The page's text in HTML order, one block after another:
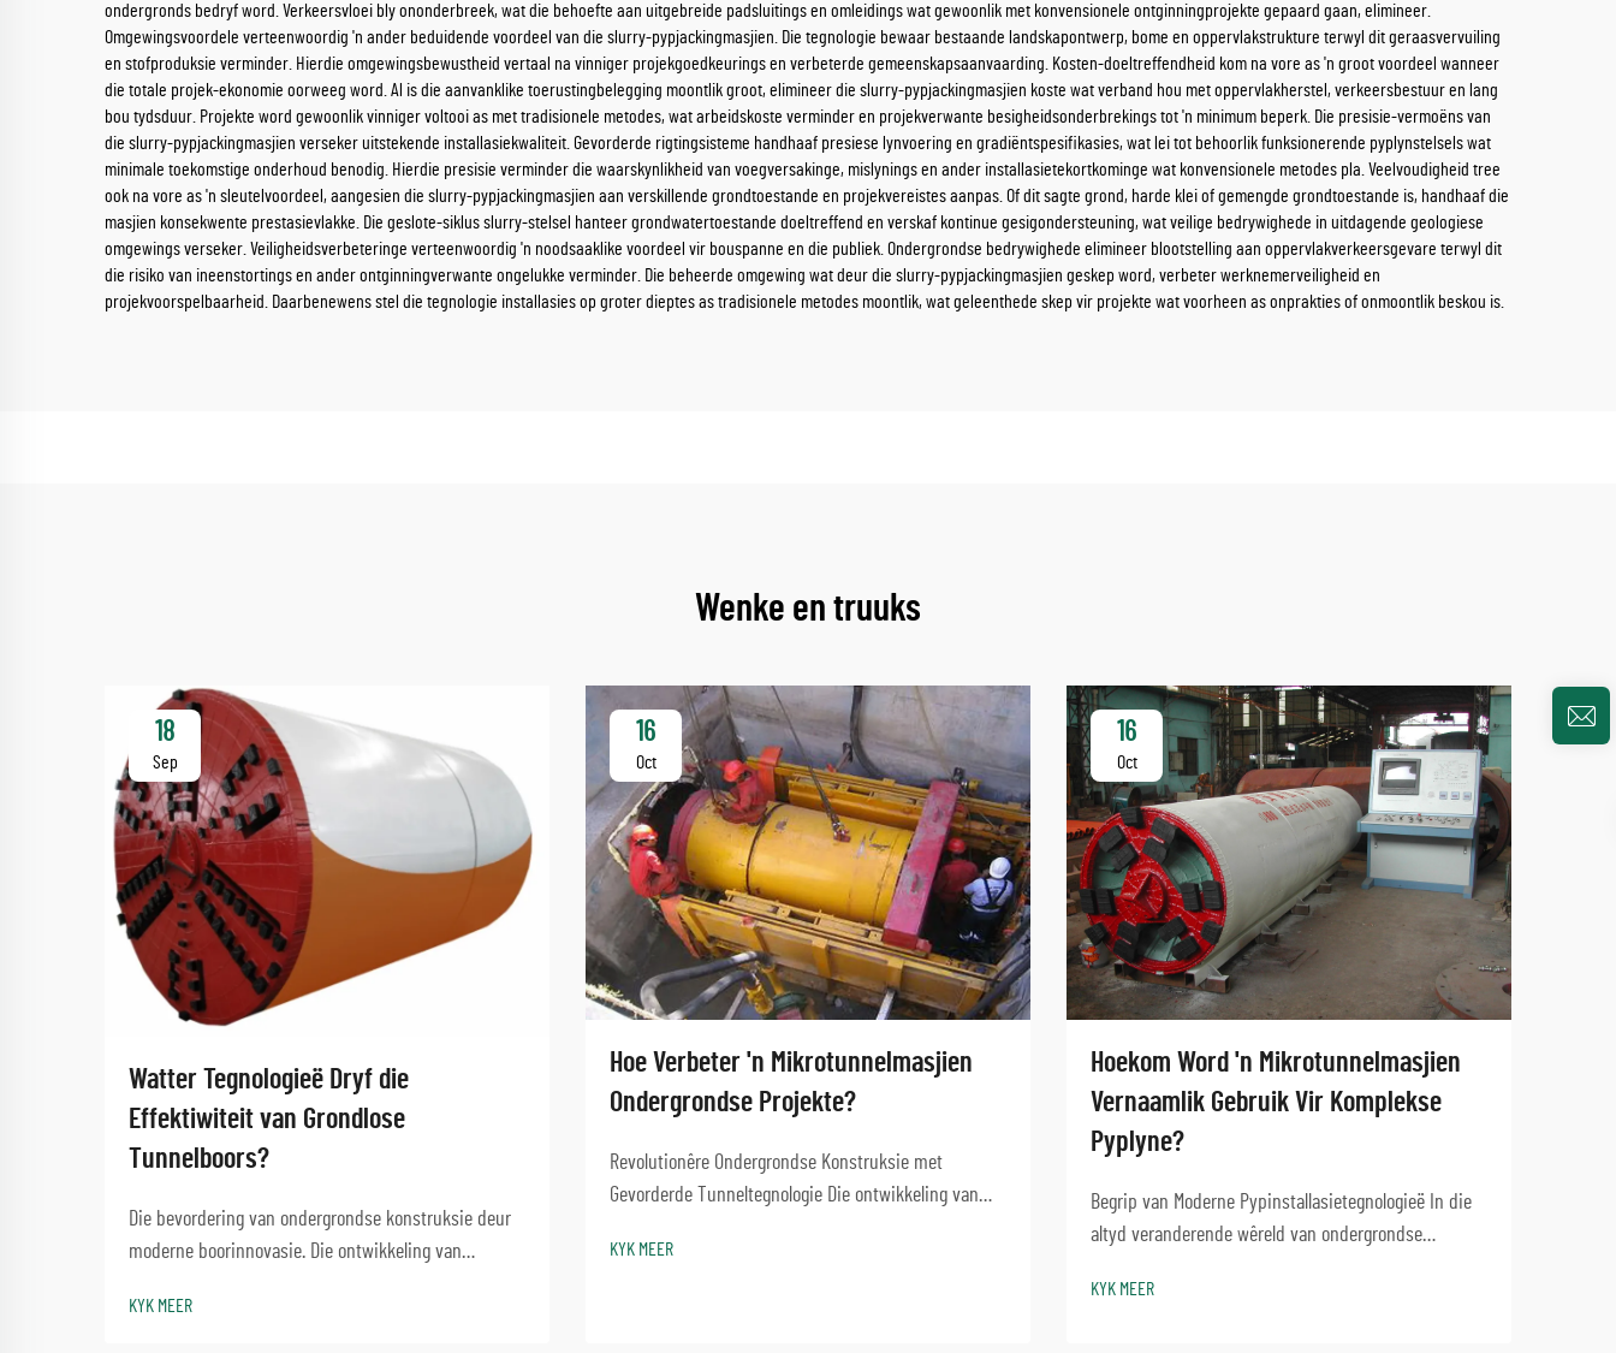
ondergronds bedryf word. Verkeersvloei bly ononderbreek, wat die behoefte aan uitgebreide padsluitings en omleidings wat gewoonlik met konvensionele ontginningprojekte gepaard gaan, elimineer.
Omgewingsvoordele verteenwoordig 'n ander beduidende voordeel van die slurry-pypjackingmasjien. Die tegnologie bewaar bestaande landskapontwerp, bome en oppervlakstrukture terwyl dit geraasvervuiling
en stofproduksie verminder. Hierdie omgewingsbewustheid vertaal na vinniger projekgoedkeurings en verbeterde gemeenskapsaanvaarding. Kosten-doeltreffendheid kom na vore as 'n groot voordeel wanneer
die totale projek-ekonomie oorweeg word. Al is die aanvanklike toerustingbelegging moontlik groot, elimineer die slurry-pypjackingmasjien koste wat verband hou met oppervlakherstel, verkeersbestuur en lang
bou tydsduur. Projekte word gewoonlik vinniger voltooi as met tradisionele metodes, wat arbeidskoste verminder en projekverwante besigheidsonderbrekings tot 'n minimum beperk. Die presisie-vermoëns van
die slurry-pypjackingmasjien verseker uitstekende installasiekwaliteit. Gevorderde rigtingsisteme handhaaf presiese lynvoering en gradiëntspesifikasies, wat lei tot behoorlik funksionerende pyplynstelsels wat
minimale toekomstige onderhoud benodig. Hierdie presisie verminder die waarskynlikheid van voegversakinge, mislynings en ander installasietekortkominge wat konvensionele metodes pla. Veelvoudigheid tree
ook na vore as 'n sleutelvoordeel, aangesien die slurry-pypjackingmasjien aan verskillende grondtoestande en projekvereistes aanpas. Of dit sagte grond, harde klei of gemengde grondtoestande is, handhaaf die
masjien konsekwente prestasievlakke. Die geslote-siklus slurry-stelsel hanteer grondwatertoestande doeltreffend en verskaf kontinue gesigondersteuning, wat veilige bedrywighede in uitdagende geologiese
omgewings verseker. Veiligheidsverbeteringe verteenwoordig 'n noodsaaklike voordeel vir bouspanne en die publiek. Ondergrondse bedrywighede elimineer blootstelling aan oppervlakverkeersgevare terwyl dit
die risiko van ineenstortings en ander ontginningverwante ongelukke verminder. Die beheerde omgewing wat deur die slurry-pypjackingmasjien geskep word, verbeter werknemerveiligheid en
projekvoorspelbaarheid. Daarbenewens stel die tegnologie installasies op groter dieptes as tradisionele metodes moontlik, wat geleenthede skep vir projekte wat voorheen as onprakties of onmoontlik beskou is.
Wenke en truuks
18
Sep
Watter Tegnologieë Dryf die
Effektiwiteit van Grondlose
Tunnelboors?
Die bevordering van ondergrondse konstruksie deur
moderne boorinnovasie. Die ontwikkeling van
en infrastruktuurontwikkeling gewysig. Hierdie
KYK MEER
16
Oct
Hoe Verbeter 'n Mikrotunnelmasjien
Ondergrondse Projekte?
Revolutionêre Ondergrondse Konstruksie met
Gevorderde Tunneltegnologie Die ontwikkeling van
vorentoe gemaak met mikrotunnelmasjientegnologie.
KYK MEER
16
Oct
Hoekom Word 'n Mikrotunnelmasjien
Vernaamlik Gebruik Vir Komplekse
Pyplyne?
Begrip van Moderne Pypinstallasietegnologieë In die
altyd veranderende wêreld van ondergrondse
mikrotunnelmasjien as 'n revolusionêre oplossing vir
KYK MEER